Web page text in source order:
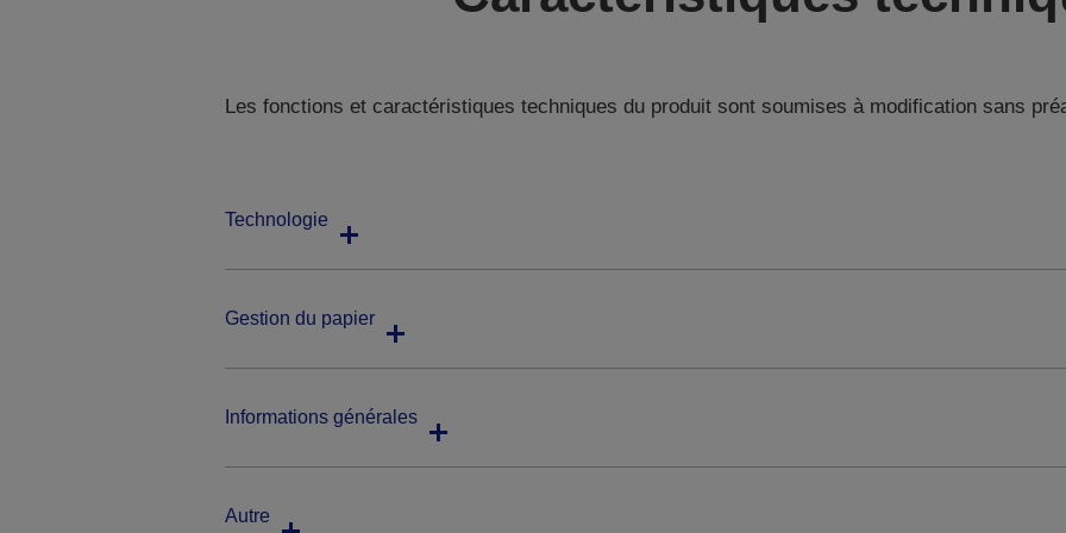
Les fonctions et caractéristiques techniques du produit sont soumises à modification sans
Technologie
Gestion du papier
Informations générales
Autre